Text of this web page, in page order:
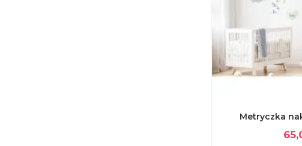
Metryczka